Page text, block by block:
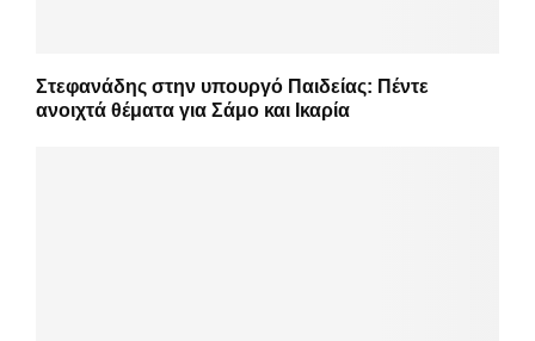
Στεφανάδης στην υπουργό Παιδείας: Πέντε
ανοιχτά θέματα για Σάμο και Ικαρία